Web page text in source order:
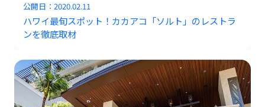
公開日：2020.02.11
ハワイ最旬スポット！カカアコ「ソルト」のレストラ
ンを徹底取材